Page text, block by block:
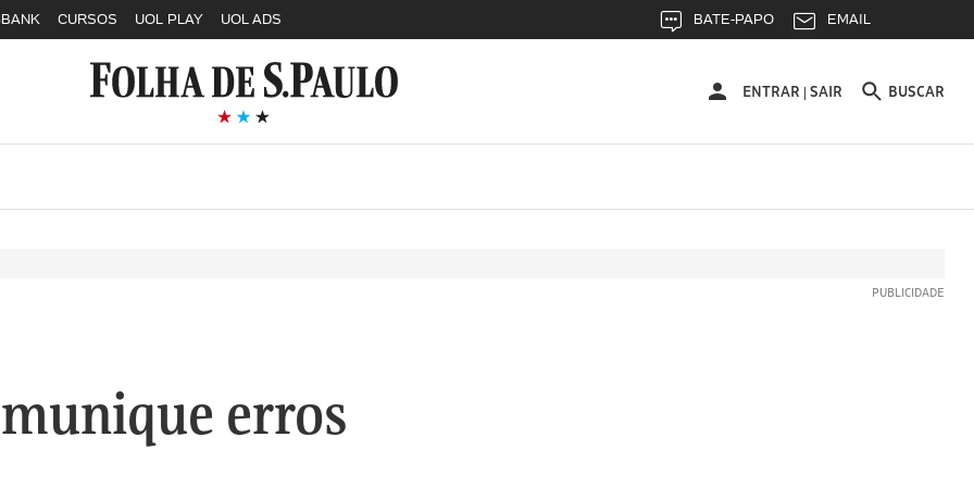
CURSOS UOL PLAY UOL ADS BATE-PAPO EMAIL
ENTRAR
ENTRAR | SAIR BUSCAR
erros